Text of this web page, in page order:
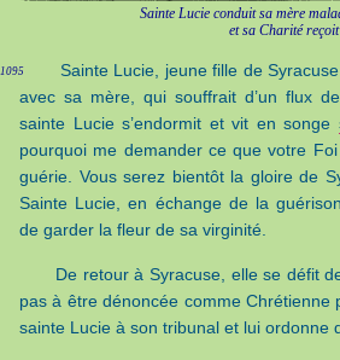
Sainte Lucie conduit sa mère
et sa Charité
1095
Sainte Lucie, jeune fille de
avec sa mère, qui souffrait d’un flux
sainte Lucie s’endormit et vit en songe
pourquoi me demander ce que votre
guérie. Vous serez bientôt la gloire de
Sainte Lucie, en échange de la
de garder la fleur de sa virginité.
De retour à Syracuse, elle se défit
pas à être dénoncée comme
sainte Lucie à son tribunal et lui ordonne